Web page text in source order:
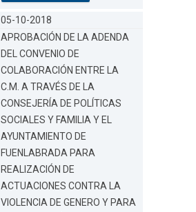
05-10-2018
APROBACIÓN DE LA ADENDA
DEL CONVENIO DE
COLABORACIÓN ENTRE LA
C.M. A TRAVÉS DE LA
CONSEJERÍA DE POLÍTICAS
SOCIALES Y FAMILIA Y EL
AYUNTAMIENTO DE
FUENLABRADA PARA
REALIZACIÓN DE
ACTUACIONES CONTRA LA
VIOLENCIA DE GENERO Y PARA